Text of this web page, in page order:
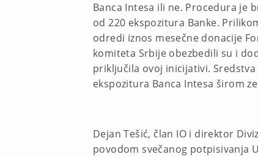
Banca Intesa ili ne. Procedura je
od 220 ekspozitura Banke.
odredi iznos mesečne donacije
komiteta Srbije obezbedili su i
priključila ovoj inicijativi.
ekspozitura Banca Intesa širom
Dejan Tešić, član IO i direktor
povodom svečanog potpisivanja